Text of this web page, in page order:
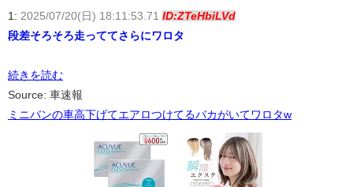
1: 2025/07/20(日) 18:11:53.71 ID:ZTeHbiLVd
段差そろそろ走っててさらにワロタ
続きを読む
Source: 車速報
ミニバンの車高下げてエアロつけてるバカがいてワロタw